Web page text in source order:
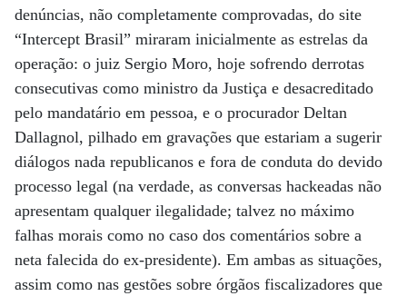
denúncias, não completamente comprovadas, do site
“Intercept Brasil” miraram inicialmente as estrelas da
operação: o juiz Sergio Moro, hoje sofrendo derrotas
consecutivas como ministro da Justiça e desacreditado
pelo mandatário em pessoa, e o procurador Deltan
Dallagnol, pilhado em gravações que estariam a sugerir
diálogos nada republicanos e fora de conduta do devido
processo legal (na verdade, as conversas hackeadas não
apresentam qualquer ilegalidade; talvez no máximo
falhas morais como no caso dos comentários sobre a
neta falecida do ex-presidente). Em ambas as situações,
assim como nas gestões sobre órgãos fiscalizadores que